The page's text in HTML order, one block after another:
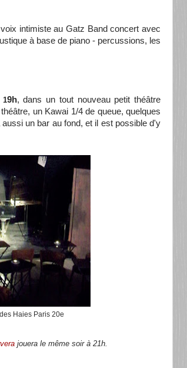
intimiste au Gatz Band concert avec
à base de piano - percussions, les
19h, dans un tout nouveau petit théâtre
un Kawai 1/4 de queue, quelques
un bar au fond, et il est possible d'y
Haies Paris 20e
jouera le même soir à 21h.